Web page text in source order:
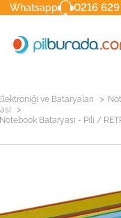
Whatsapp 0216 629
ve Bataryaları >
>
Bataryası - Pili /